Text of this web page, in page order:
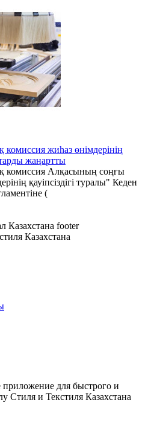
жиһаз өнімдерінің
жаңартты
комиссия Алқасының соңғы
қауіпсіздігі туралы" Кеден
(
Казахстана
для быстрого и
Стиля и Текстиля Казахстана